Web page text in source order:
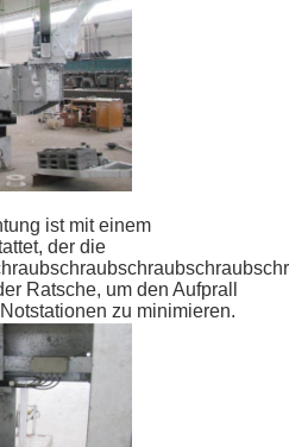
ist mit einem
der die
Ratsche, um den Aufprall
zu minimieren.